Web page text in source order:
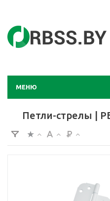
МЕНЮ
Петли-стрелы |